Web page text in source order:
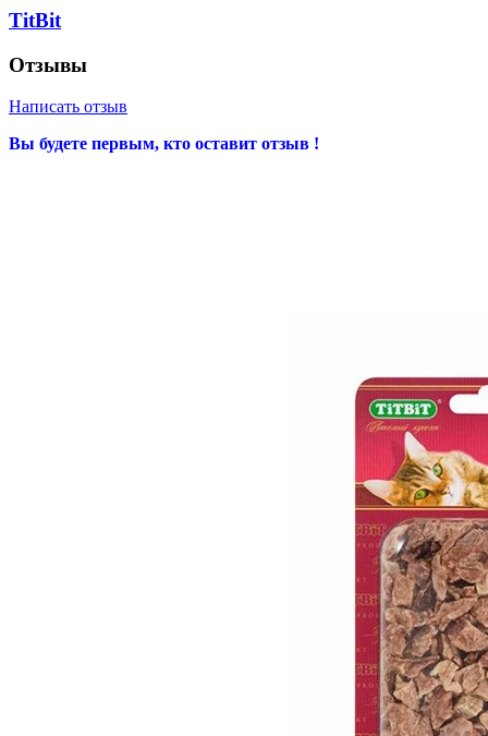
TitBit
Отзывы
Написать отзыв
Вы будете первым, кто оставит отзыв !